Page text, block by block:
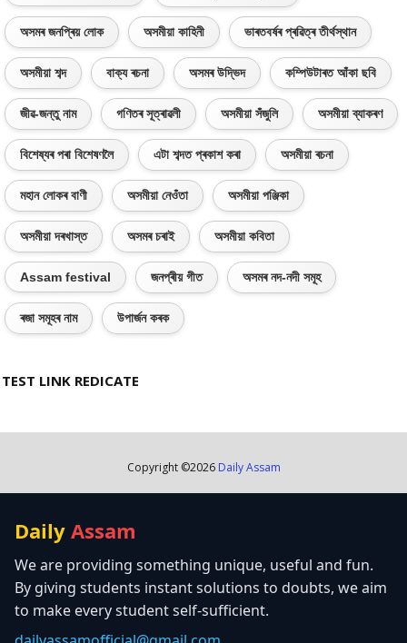
অসমৰ জনপ্ৰিয় লোক অসমীয়া কাহিনী ভাৰতবৰ্ষৰ প্ৰৱিত্ৰ তীৰ্থস্থান
অসমীয়া শব্দ বাক্য ৰচনা অসমৰ উদ্ভিদ কম্পিউটাৰত আঁকা ছবি
জীৱ-জন্তু নাম গণিতৰ সূত্ৰাৱলী অসমীয়া সঁজুলি অসমীয়া ব্যাকৰণ
বিশেষ্যৰ পৰা বিশেষণলৈ এটা শব্দত প্ৰকাশ কৰা অসমীয়া ৰচনা
মহান লোকৰ বাণী অসমীয়া নেওঁতা অসমীয়া পঞ্জিকা
অসমীয়া দৰখাস্ত অসমৰ চৰাই অসমীয়া কবিতা
Assam festival জনপ্ৰীয় গীত অসমৰ নদ-নদী সমূহ
ৰজা সমূহৰ নাম উপাৰ্জন কৰক
TEST LINK REDICATE
Copyright ©2026 Daily Assam
Daily Assam
We are providing something unique, useful and fun.
By giving students instant solutions to doubts, we aim
to make every student self-sufficient.